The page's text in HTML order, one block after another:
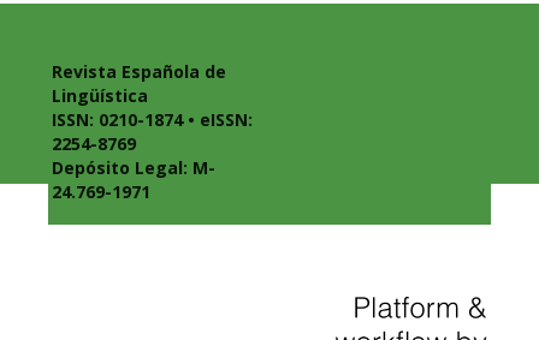
Revista Española de
Lingüística
ISSN: 0210-1874 • eISSN:
2254-8769
Depósito Legal: M-
24.769-1971